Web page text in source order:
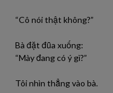
“Cô nói thật không?”
Bà đặt đũa xuống:
“Mày đang có ý gì?”
Tôi nhìn thẳng vào bà.